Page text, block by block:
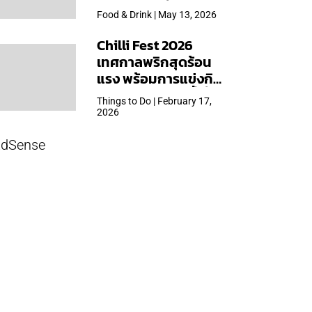
ใหญ่สุดเท่าที่เคยจัดมา
Food & Drink | May 13, 2026
Chilli Fest 2026
เทศกาลพริกสุดร้อน
แรง พร้อมการแข่งกิน
พริก จัด 28 มี.ค.นี้ ที่โรง
แรมคิมป์ตัน มาลัยฯ
Things to Do | February 17,
2026